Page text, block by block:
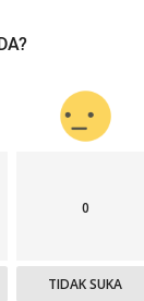
0
TIDAK SUKA